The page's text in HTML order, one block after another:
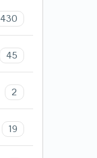
430
45
2
19